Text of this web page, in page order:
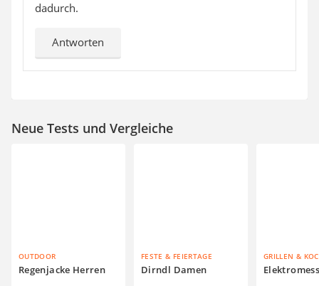
dadurch.
Antworten
Neue Tests und Vergleiche
OUTDOOR
Regenjacke Herren
FESTE & FEIERTAGE
Dirndl Damen
GRILLEN &